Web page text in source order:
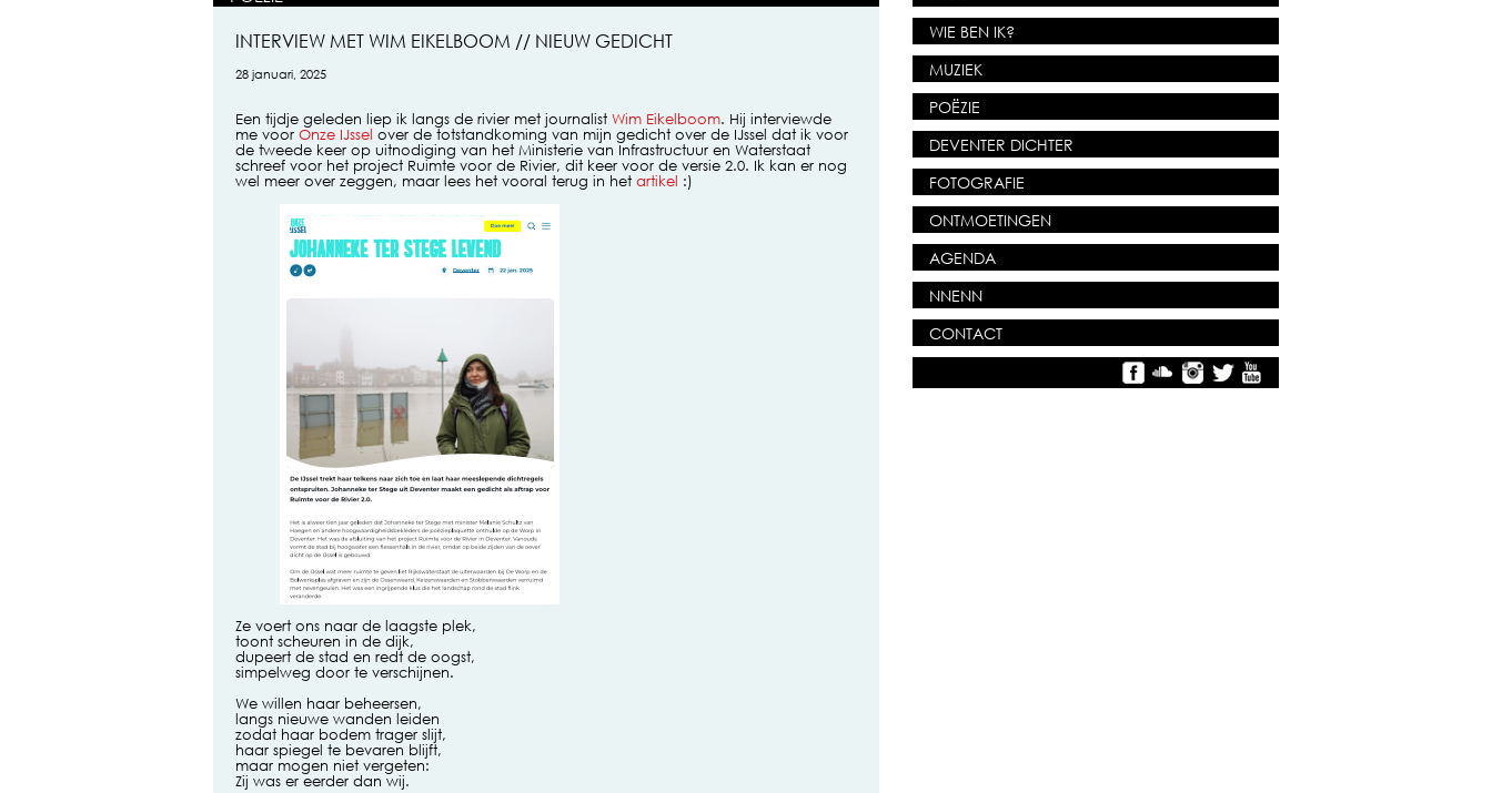
INTERVIEW MET WIM EIKELBOOM // NIEUW GEDICHT
28 januari, 2025
Een tijdje geleden liep ik langs de rivier met journalist Wim Eikelboom. Hij interviewde
me voor Onze IJssel over de totstandkoming van mijn gedicht over de IJssel dat ik voor
de tweede keer op uitnodiging van het Ministerie van Infrastructuur en Waterstaat
schreef voor het project Ruimte voor de Rivier, dit keer voor de versie 2.0. Ik kan er nog
wel meer over zeggen, maar lees het vooral terug in het artikel :)
Ze voert ons naar de laagste plek,
toont scheuren in de dijk,
dupeert de stad en redt de oogst,
simpelweg door te verschijnen.
We willen haar beheersen,
langs nieuwe wanden leiden
zodat haar bodem trager slijt,
haar spiegel te bevaren blijft,
maar mogen niet vergeten:
Zij was er eerder dan wij.
WIE BEN IK?
MUZIEK
POËZIE
DEVENTER DICHTER
FOTOGRAFIE
ONTMOETINGEN
AGENDA
NNENN
CONTACT